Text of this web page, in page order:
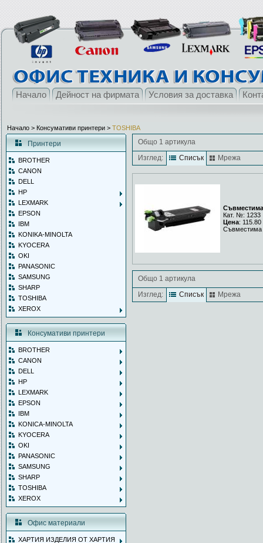
Начало Дейност на фирмата Условия за доставка
Начало > Консумативи принтери > TOSHIBA
Принтери
BROTHER
CANON
DELL
HP
LEXMARK
EPSON
IBM
KONIKA-MINOLTA
KYOCERA
OKI
PANASONIC
SAMSUNG
SHARP
TOSHIBA
XEROX
Консумативи принтери
BROTHER
CANON
DELL
HP
LEXMARK
EPSON
IBM
KONICA-MINOLTA
KYOCERA
OKI
PANASONIC
SAMSUNG
SHARP
TOSHIBA
XEROX
Офис материали
ХАРТИЯ ИЗДЕЛИЯ ОТ ХАРТИЯ
Общо 1 артикула
Изглед:
Списък Мрежа
Съвместима
Кат. №: 1233
Цена:
Съвместима
Общо 1 артикула
Изглед:
Списък Мрежа